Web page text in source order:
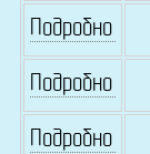
Подробно
Подробно
Подробно